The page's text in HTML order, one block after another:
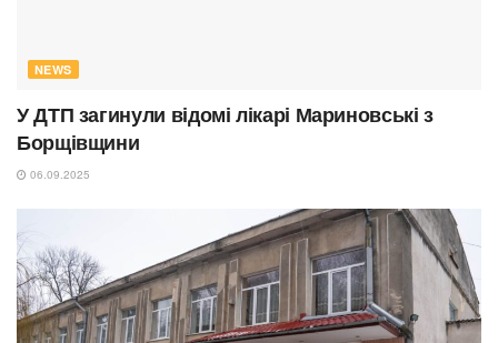
NEWS
У ДТП загинули відомі лікарі Мариновські з
Борщівщини
06.09.2025